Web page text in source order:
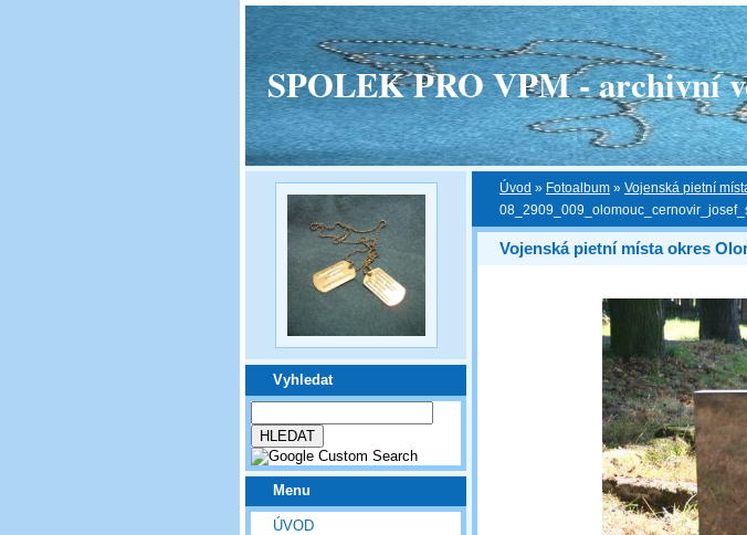
SPOLEK PRO VPM - archivní
Vyhledat
Menu
ÚVOD
Úvod » Fotoalbum » Vojenská pietní
Vojenská pietní místa okres